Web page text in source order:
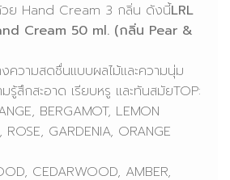
วย Hand Cream 3 กลิ่น ดังนี้LRL
Cream 50 ml. (กลิ่น Pear &
ความสดชื่นแบบผลไม้และความนุ่ม
รู้สึกสะอาด เรียบหรู และทันสมัยTOP:
BERGAMOT, LEMON
ROSE, GARDENIA, ORANGE
CEDARWOOD, AMBER,